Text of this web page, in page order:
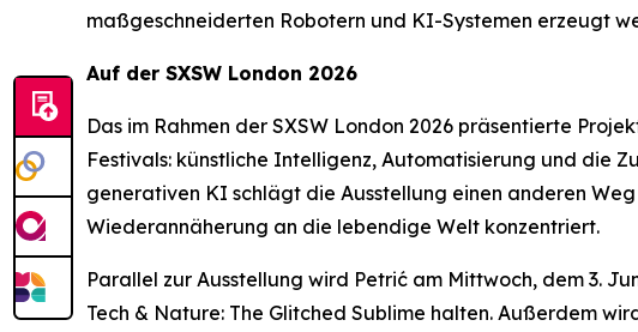
maßgeschneiderten Robotern und KI-Systemen erzeugt
Auf der SXSW London 2026
Das im Rahmen der SXSW London 2026 präsentierte
Festivals: künstliche Intelligenz, Automatisierung und die
generativen KI schlägt die Ausstellung einen anderen
Wiederannäherung an die lebendige Welt konzentriert.
Parallel zur Ausstellung wird Petrić am Mittwoch, dem 3.
Tech & Nature: The Glitched Sublime halten. Außerdem